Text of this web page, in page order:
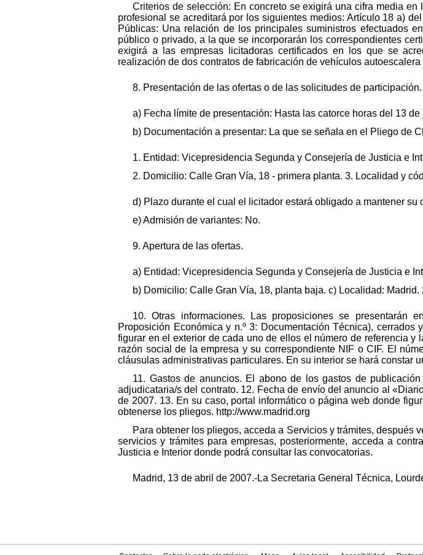
Criterios de selección: En concreto se exigirá una cifra media
profesional se acreditará por los siguientes medios: Artículo 18 a)
Públicas: Una relación de los principales suministros efectuados
público o privado, a la que se incorporarán los correspondientes
exigirá a las empresas licitadoras certificados en los que se
realización de dos contratos de fabricación de vehículos
8. Presentación de las ofertas o de las solicitudes de participación.
a) Fecha límite de presentación: Hasta las catorce horas del 13 de
b) Documentación a presentar: La que se señala en el Pliego de
1. Entidad: Vicepresidencia Segunda y Consejería de Justicia e
2. Domicilio: Calle Gran Vía, 18 - primera planta. 3. Localidad y
d) Plazo durante el cual el licitador estará obligado a mantener su
e) Admisión de variantes: No.
9. Apertura de las ofertas.
a) Entidad: Vicepresidencia Segunda y Consejería de Justicia e
b) Domicilio: Calle Gran Vía, 18, planta baja. c) Localidad:
10. Otras informaciones. Las proposiciones se presentarán
Proposición Económica y n.º 3: Documentación Técnica),
figurar en el exterior de cada uno de ellos el número de referencia
razón social de la empresa y su correspondiente NIF o CIF. El
cláusulas administrativas particulares. En su interior se hará constar
11. Gastos de anuncios. El abono de los gastos de
adjudicataria/s del contrato. 12. Fecha de envío del anuncio al
de 2007. 13. En su caso, portal informático o página web donde
obtenerse los pliegos. http://www.madrid.org
Para obtener los pliegos, acceda a Servicios y trámites, después
servicios y trámites para empresas, posteriormente, acceda a
Justicia e Interior donde podrá consultar las convocatorias.
Madrid, 13 de abril de 2007.-La Secretaria General Técnica,